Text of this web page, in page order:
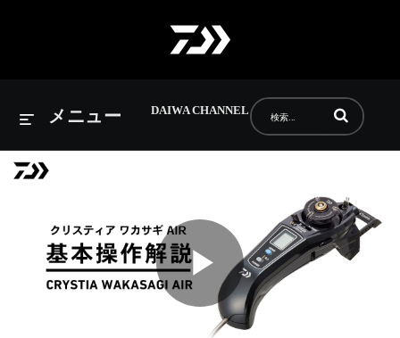
DAIWA CHANNEL
メニュー 動画の検索語句
Play